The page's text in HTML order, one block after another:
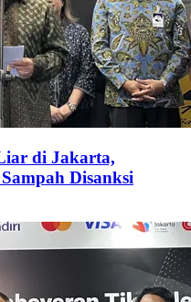
di Jakarta,
Disanksi